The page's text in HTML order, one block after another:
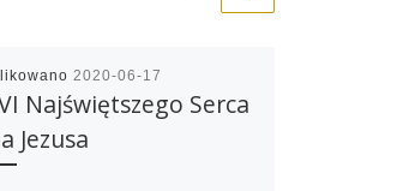
2020-06-17
Najświętszego Serca
Jezusa